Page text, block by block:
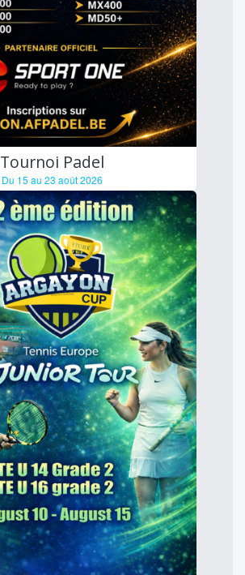
Tournoi Padel
Du 15 au 23 août 2026